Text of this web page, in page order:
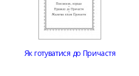
Як готуватися до Причастя